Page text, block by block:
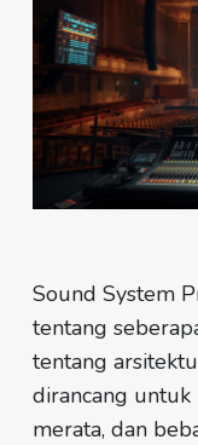
Sound System
tentang
tentang
dirancang untuk
merata, dan